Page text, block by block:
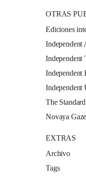
OTRAS
Ediciones
Independent
Independent
Independent
Independent
The Standard
Novaya
EXTRAS
Archivo
Tags